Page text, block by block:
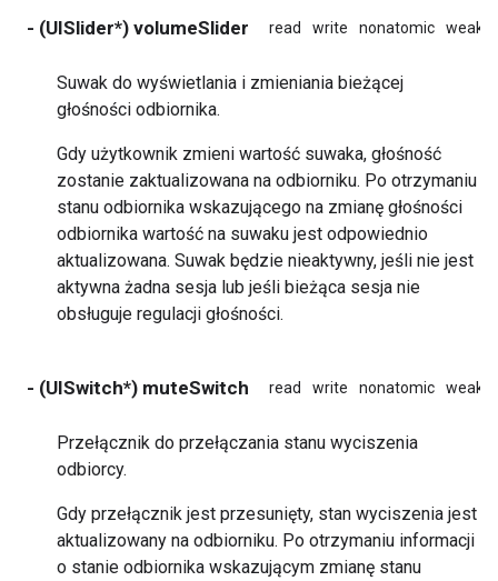
- (UISlider*) volumeSlider read write nonatomic weak
Suwak do wyświetlania i zmieniania bieżącej
głośności odbiornika.
Gdy użytkownik zmieni wartość suwaka, głośność
zostanie zaktualizowana na odbiorniku. Po otrzymaniu
stanu odbiornika wskazującego na zmianę głośności
odbiornika wartość na suwaku jest odpowiednio
aktualizowana. Suwak będzie nieaktywny, jeśli nie jest
aktywna żadna sesja lub jeśli bieżąca sesja nie
obsługuje regulacji głośności.
- (UISwitch*) muteSwitch read write nonatomic weak
Przełącznik do przełączania stanu wyciszenia
odbiorcy.
Gdy przełącznik jest przesunięty, stan wyciszenia jest
aktualizowany na odbiorniku. Po otrzymaniu informacji
o stanie odbiornika wskazującym zmianę stanu